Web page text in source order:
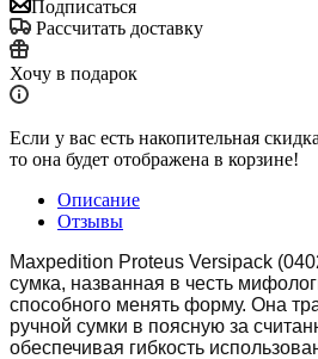
Подписаться
Рассчитать доставку
Хочу в подарок
Если у вас есть накопительная
то она будет отображена в корзине!
Описание
Отзывы
Maxpedition Proteus Versipack
сумка, названная в честь
способного менять форму. Она
ручной сумки в поясную за
обеспечивая гибкость